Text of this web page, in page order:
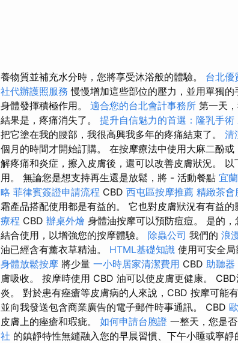
養物質並補充水分時，您將享受沐浴般的體驗。 台北優
社代辦護照服務 慢慢增加這些部位的壓力，並用單獨
身體發揮積極作用。 適合您的台北會計事務所 第一天
結果是，疼痛消失了。 提升自信魅力的首選：隆乳手術
把它塗在我的腰部，我很高興我多年的疼痛結束了。 清
個月的時間才開始訂購。 在按摩療法中使用大麻二酚
解疼痛和炎症，擦入皮膚後，還可以改善皮膚狀況。
用。 無論您是想支持再生還是放鬆，將 - 活動餐點 宜
略 菲律賓簽證申請流程 CBD 西屯區按摩推薦 精緻茶會
霜產品搭配使用都是有益的。 它也對皮膚狀況有有益
療程 CBD 辦桌外燴 身體油按摩可以預防痘痘。 是的
結合使用，以增強您的按摩體驗。 除蟲公司 我們的 浪
油已經含有薰衣草精油。 HTML基礎知識 使用可安全局
身體放鬆按摩 將少量 一小時居家清潔費用 CBD 助聽器
膚吸收。 按摩時使用 CBD 油可以使皮膚更健康。
炎。 對於患有痤瘡等皮膚病的人來說，CBD 按摩可能
並向我發送包含商業廣告的電子郵件時事通訊。 CBD
皮膚上的痤瘡和瑕疵。 如何申請台胞證 一整天，您是
社 的鎮靜特性無縫融入您的早晨習慣、下午小睡或寧靜